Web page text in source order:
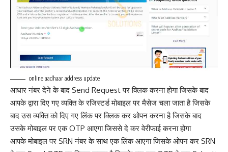
online aadhaar address update
आधार नंबर देने के बाद Send Request पर क्लिक करना होगा जिसके बाद
आपके द्वारा दिए गए व्यक्ति के रजिस्टर्ड मोबाइल पर मैसेज चला जाता है जिसके
बाद उस व्यक्ति को दिए गए लिंक पर क्लिक कर ओपन करना है जिसके बाद
उसके मोबाइल पर एक OTP आएगा जिससे दे कर वेरीफाई करना होगा
आपके मोबाइल पर SRN नंबर के साथ एक लिंक आएगा जिसके ओपन कर SRN